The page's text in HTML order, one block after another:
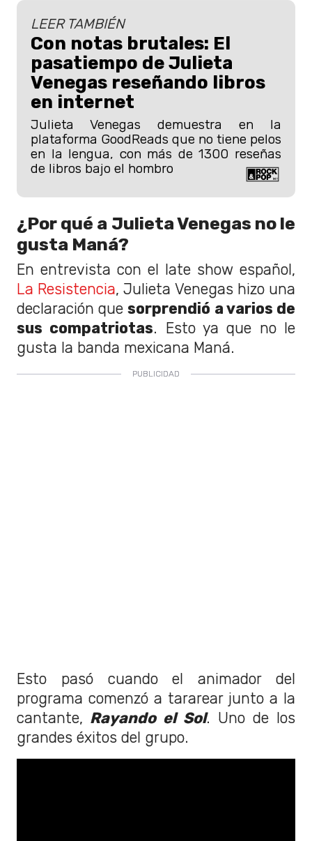
LEER TAMBIÉN
Con notas brutales: El
pasatiempo de Julieta
Venegas reseñando libros
en internet
Julieta Venegas demuestra en la
plataforma GoodReads que no tiene pelos
en la lengua, con más de 1300 reseñas
de libros bajo el hombro
¿Por qué a Julieta Venegas no le
gusta Maná?
En entrevista con el late show español,
La Resistencia, Julieta Venegas hizo una
declaración quesorprendió a varios de
sus compatriotas. Esto ya que no le
gusta la banda mexicana Maná.
Esto pasó cuando el animador del
programa comenzó a tararear junto a la
cantante, Rayando el Sol. Uno de los
grandes éxitos del grupo.